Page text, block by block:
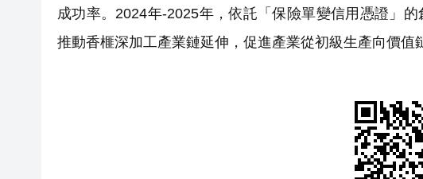
成功率。2024年-2025年，依託「保險單變信用憑證」
推動香榧深加工產業鏈延伸，促進產業從初級生產向價值